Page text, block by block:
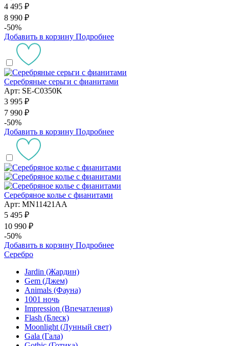
4 495 ₽
8 990 ₽
-50%
Добавить в корзину Подробнее
Серебряные серьги с фианитами
Арт: SE-C0350K
3 995 ₽
7 990 ₽
-50%
Добавить в корзину Подробнее
Серебряное колье с фианитами
Арт: MN11421AA
5 495 ₽
10 990 ₽
-50%
Добавить в корзину Подробнее
Серебро
Jardin (Жардин)
Gem (Джем)
Animals (Фауна)
1001 ночь
Impression (Впечатления)
Flash (Блеск)
Moonlight (Лунный свет)
Gala (Гала)